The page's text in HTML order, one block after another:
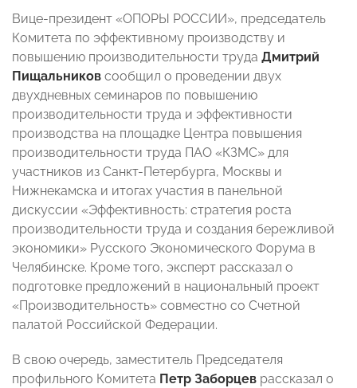
Вице-президент «ОПОРЫ РОССИИ», председатель
Комитета по эффективному производству и
повышению производительности труда Дмитрий
Пищальников сообщил о проведении двух
двухдневных семинаров по повышению
производительности труда и эффективности
производства на площадке Центра повышения
производительности труда ПАО «КЗМС» для
участников из Санкт-Петербурга, Москвы и
Нижнекамска и итогах участия в панельной
дискуссии «Эффективность: стратегия роста
производительности труда и создания бережливой
экономики» Русского Экономического Форума в
Челябинске. Кроме того, эксперт рассказал о
подготовке предложений в национальный проект
«Производительность» совместно со Счетной
палатой Российской Федерации.
В свою очередь, заместитель Председателя
профильного Комитета Петр Заборцев рассказал о